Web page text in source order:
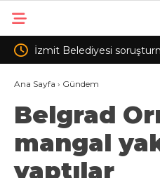
‘rüşvet’
girdi
Merkezi
milyar 544
Ana Sayfa › Gündem
Belgrad
mangal
yaptılar